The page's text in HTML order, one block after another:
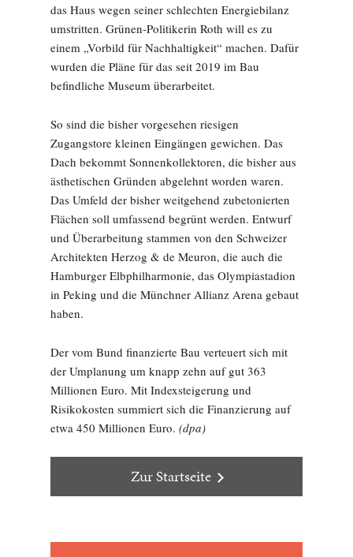
das Haus wegen seiner schlechten Energiebilanz
umstritten. Grünen-Politikerin Roth will es zu
einem „Vorbild für Nachhaltigkeit“ machen. Dafür
wurden die Pläne für das seit 2019 im Bau
befindliche Museum überarbeitet.
So sind die bisher vorgesehen riesigen
Zugangstore kleinen Eingängen gewichen. Das
Dach bekommt Sonnenkollektoren, die bisher aus
ästhetischen Gründen abgelehnt worden waren.
Das Umfeld der bisher weitgehend zubetonierten
Flächen soll umfassend begrünt werden. Entwurf
und Überarbeitung stammen von den Schweizer
Architekten Herzog & de Meuron, die auch die
Hamburger Elbphilharmonie, das Olympiastadion
in Peking und die Münchner Allianz Arena gebaut
haben.
Der vom Bund finanzierte Bau verteuert sich mit
der Umplanung um knapp zehn auf gut 363
Millionen Euro. Mit Indexsteigerung und
Risikokosten summiert sich die Finanzierung auf
etwa 450 Millionen Euro. (dpa)
Zur Startseite